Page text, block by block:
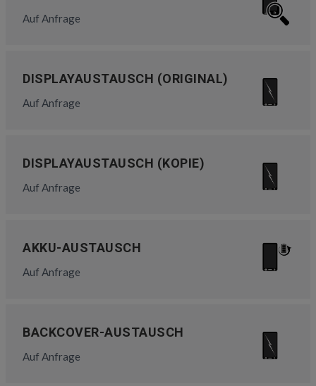
Auf Anfrage
DISPLAYAUSTAUSCH (ORIGINAL)
Auf Anfrage
DISPLAYAUSTAUSCH (KOPIE)
Auf Anfrage
AKKU-AUSTAUSCH
Auf Anfrage
BACKCOVER-AUSTAUSCH
Auf Anfrage